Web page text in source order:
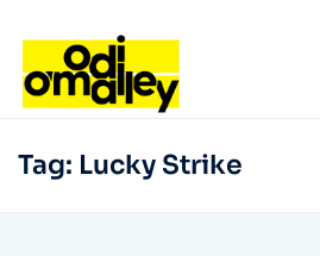
Tag: Lucky Strike